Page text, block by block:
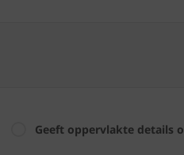
Geeft oppervlakte details